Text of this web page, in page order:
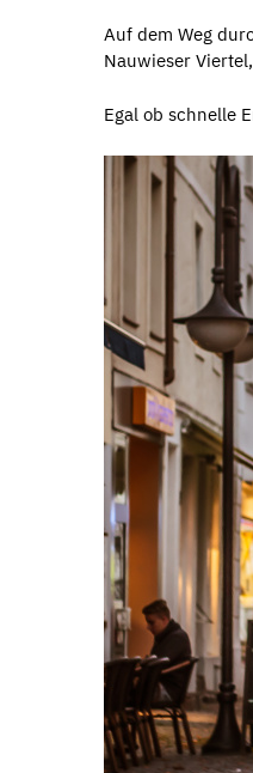
Auf dem Weg
Nauwieser
Egal ob schnelle